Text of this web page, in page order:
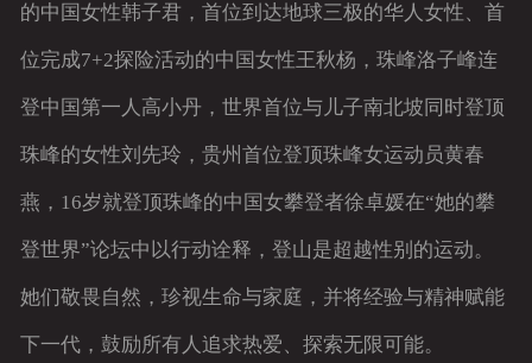
的中国女性韩子君，首位到达地球三极的华人女性、首
位完成7+2探险活动的中国女性王秋杨，珠峰洛子峰连
登中国第一人高小丹，世界首位与儿子南北坡同时登顶
珠峰的女性刘先玲，贵州首位登顶珠峰女运动员黄春
燕，16岁就登顶珠峰的中国女攀登者徐卓媛在“她的攀
登世界”论坛中以行动诠释，登山是超越性别的运动。
她们敬畏自然，珍视生命与家庭，并将经验与精神赋能
下一代，鼓励所有人追求热爱、探索无限可能。